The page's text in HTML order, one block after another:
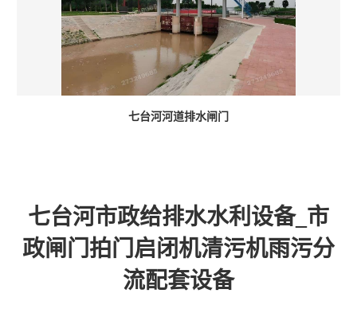
七台河河道排水闸门
七台河市政给排水水利设备_市
政闸门拍门启闭机清污机雨污分
流配套设备